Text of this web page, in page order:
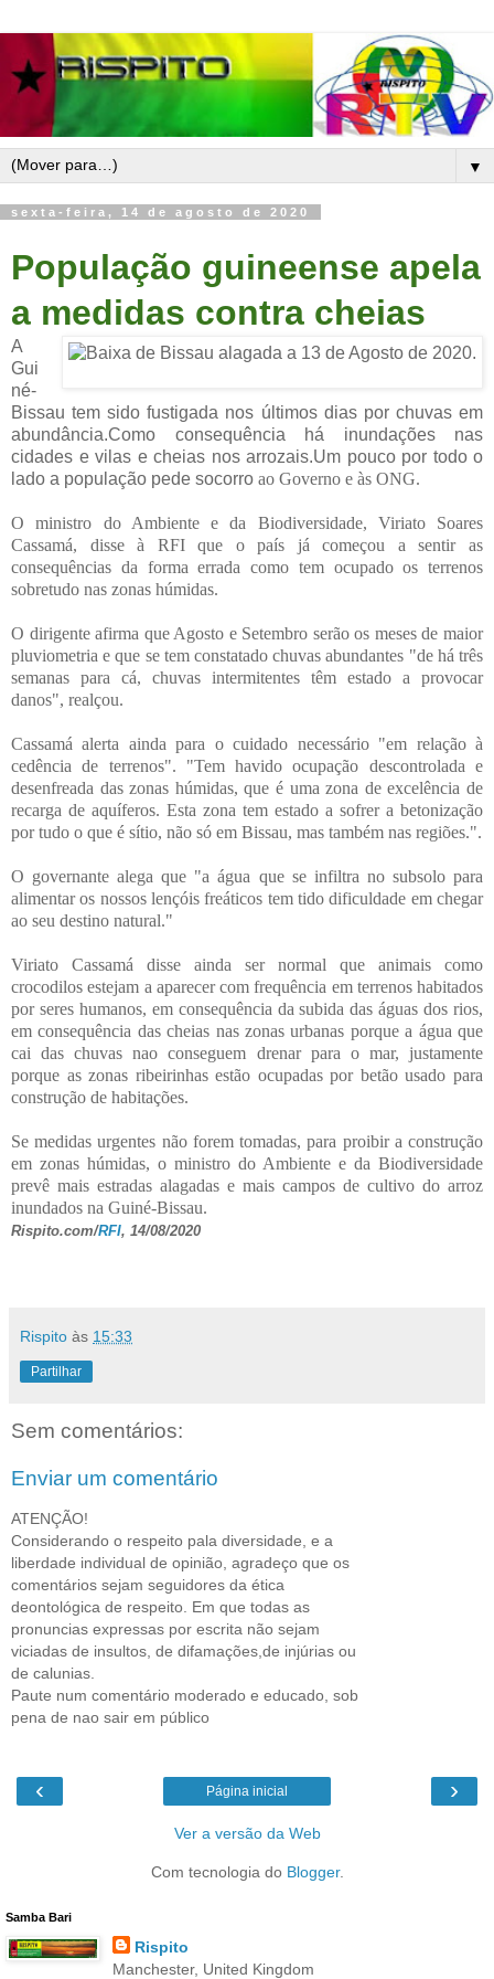
▼
sexta-feira, 14 de agosto de 2020
População guineense apela
a medidas contra cheias
A
Gui
né-
Bissau tem sido fustigada nos últimos dias por chuvas em
abundância.Como consequência há inundações nas
cidades e vilas e cheias nos arrozais.Um pouco por todo o
lado a população pede socorro ao Governo e às ONG.
O ministro do Ambiente e da Biodiversidade, Viriato Soares
Cassamá, disse à RFI que o país já começou a sentir as
consequências da forma errada como tem ocupado os terrenos
sobretudo nas zonas húmidas.
O dirigente afirma que Agosto e Setembro serão os meses de maior
pluviometria e que se tem constatado chuvas abundantes "de há três
semanas para cá, chuvas intermitentes têm estado a provocar
danos", realçou.
Cassamá alerta ainda para o cuidado necessário "em relação à
cedência de terrenos". "Tem havido ocupação descontrolada e
desenfreada das zonas húmidas, que é uma zona de excelência de
recarga de aquíferos. Esta zona tem estado a sofrer a betonização
por tudo o que é sítio, não só em Bissau, mas também nas regiões.".
O governante alega que "a água que se infiltra no subsolo para
alimentar os nossos lençóis freáticos tem tido dificuldade em chegar
ao seu destino natural."
Viriato Cassamá disse ainda ser normal que animais como
crocodilos estejam a aparecer com frequência em terrenos habitados
por seres humanos, em consequência da subida das águas dos rios,
em consequência das cheias nas zonas urbanas porque a água que
cai das chuvas nao conseguem drenar para o mar, justamente
porque as zonas ribeirinhas estão ocupadas por betão usado para
construção de habitações.
Se medidas urgentes não forem tomadas, para proibir a construção
em zonas húmidas, o ministro do Ambiente e da Biodiversidade
prevê mais estradas alagadas e mais campos de cultivo do arroz
inundados na Guiné-Bissau.
Rispito.com/RFI, 14/08/2020
Rispito às 15:33
Partilhar
Sem comentários:
Enviar um comentário
ATENÇÃO!
Considerando o respeito pala diversidade, e a
liberdade individual de opinião, agradeço que os
comentários sejam seguidores da ética
deontológica de respeito. Em que todas as
pronuncias expressas por escrita não sejam
viciadas de insultos, de difamações,de injúrias ou
de calunias.
Paute num comentário moderado e educado, sob
pena de nao sair em público
‹ ›
Página inicial
Ver a versão da Web
Com tecnologia do Blogger.
Samba Bari
Rispito
Manchester, United Kingdom